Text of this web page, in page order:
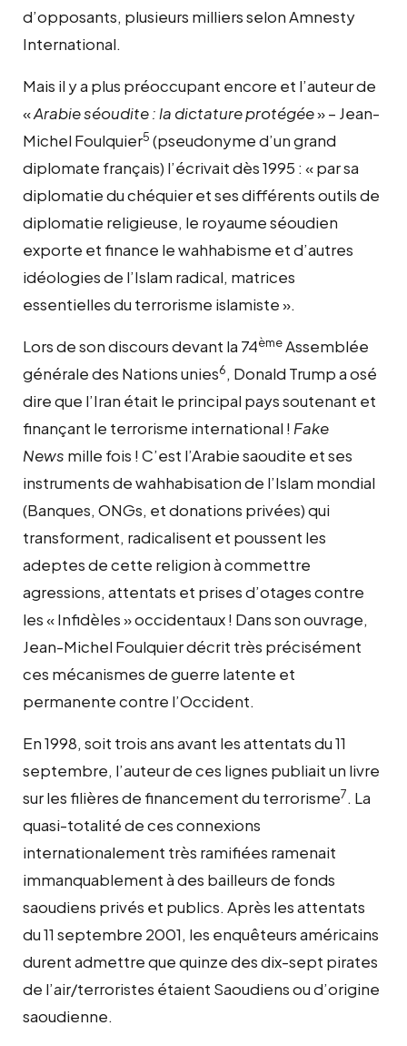
d’opposants, plusieurs milliers selon Amnesty
International.
Mais il y a plus préoccupant encore et l’auteur de
«Arabie séoudite : la dictature protégée» – Jean-
Michel Foulquier5 (pseudonyme d’un grand
diplomate français) l’écrivait dès 1995 : « par sa
diplomatie du chéquier et ses différents outils de
diplomatie religieuse, le royaume séoudien
exporte et finance le wahhabisme et d’autres
idéologies de l’Islam radical, matrices
essentielles du terrorisme islamiste ».
Lors de son discours devant la 74èmeAssemblée
générale des Nations unies6, Donald Trump a osé
dire que l’Iran était le principal pays soutenant et
finançant le terrorisme international ! Fake
News mille fois ! C’est l’Arabie saoudite et ses
instruments de wahhabisation de l’Islam mondial
(Banques, ONGs, et donations privées) qui
transforment, radicalisent et poussent les
adeptes de cette religion à commettre
agressions, attentats et prises d’otages contre
les « Infidèles » occidentaux ! Dans son ouvrage,
Jean-Michel Foulquier décrit très précisément
ces mécanismes de guerre latente et
permanente contre l’Occident.
En 1998, soit trois ans avant les attentats du 11
septembre, l’auteur de ces lignes publiait un livre
sur les filières de financement du terrorisme7. La
quasi-totalité de ces connexions
internationalement très ramifiées ramenait
immanquablement à des bailleurs de fonds
saoudiens privés et publics. Après les attentats
du 11 septembre 2001, les enquêteurs américains
durent admettre que quinze des dix-sept pirates
de l’air/terroristes étaient Saoudiens ou d’origine
saoudienne.